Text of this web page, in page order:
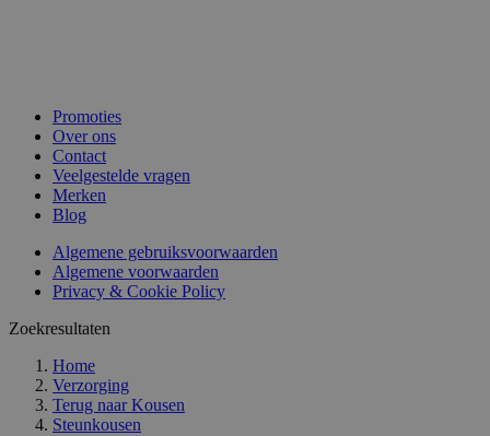
Promoties
Over ons
Contact
Veelgestelde vragen
Merken
Blog
Algemene gebruiksvoorwaarden
Algemene voorwaarden
Privacy & Cookie Policy
Zoekresultaten
Home
Verzorging
Terug naar Kousen
Steunkousen